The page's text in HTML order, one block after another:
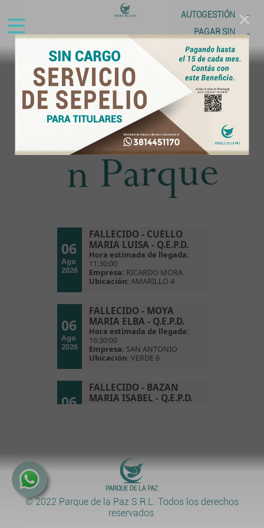
AUTOGESTIÓN -
PAGAR SIN
REGISTRO
-
Serviciose
n Parque
06
Ago
2026
FALLECIDO - CUELLO
MARIA LUISA - Q.E.P.D.
Hora estimada de llegada:
11:30:00
Empresa: RICARDO MORA
Ubicación: AMARILLO 4
06
Ago
2026
FALLECIDO - MOYA
MARIA ELBA - Q.E.P.D.
Hora estimada de llegada:
16:30:00
Empresa: SAN ANTONIO
Ubicación: VERDE 6
06
FALLECIDO - BAZAN
MARIA ISABEL - Q.E.P.D.
2026
FALLECIDO - CASTILLO
MIGUEL ANGEL - Q.E.P.D.
Hora estimada de llegada:
17:00:00
Empresa:FLORES
Ubicación:AMARILLO 2
© 2022 Parque de la Paz S.R.L. Todos los derechos
reservados.
Atención
24
HS